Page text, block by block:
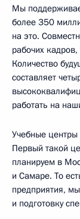
Мы
более 350
на это.
рабочих
Количество
составляет
работать на
Учебные
Первый такой
планируем в
и Самаре. То
предприятия,
и подготовку